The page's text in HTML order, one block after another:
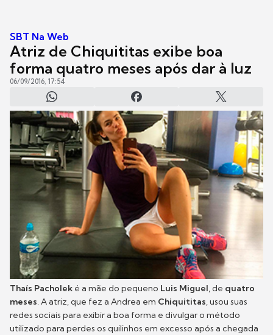
SBT Na Web
Atriz de Chiquititas exibe boa
forma quatro meses após dar à luz
06/09/2016, 17:54
Thaís Pacholek é a mãe do pequeno Luis Miguel, de quatro
meses. A atriz, que fez a Andrea em Chiquititas, usou suas
redes sociais para exibir a boa forma e divulgar o método
utilizado para perdes os quilinhos em excesso após a chegada